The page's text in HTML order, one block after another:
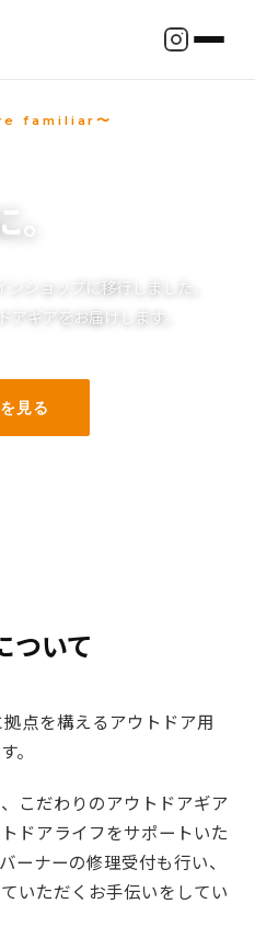
familiar〜
ンショップに移行しました。
ギアをお届けします。
見る
ついて
拠点を構えるアウトドア用
。
こだわりのアウトドアギア
ドアライフをサポートいた
ーナーの修理受付も行い、
いただくお手伝いをしてい